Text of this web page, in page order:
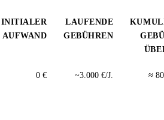
INITIALER
AUFWAND
LAUFENDE
GEBÜHREN
0 € ~3.000 €/J. ≈